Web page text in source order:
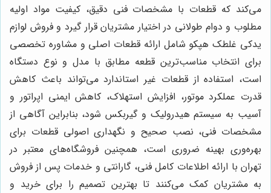
می‌کند که قطعات با مشخصات فنی دقیق، کیفیت مواد اولیه
مطلوب و دوام طولانی در اختیار مشتریان قرار گیرد و فروش لوازم
یدکی غلطک هپکو شامل ارائه قطعات اصلی و مشاوره تخصصی
برای انتخاب مناسب‌ترین قطعه مطابق با مدل و نوع دستگاه
است، استفاده از قطعات غیر استاندارد می‌تواند باعث کاهش
قدرت عملکرد موتور، افزایش استهلاک، کاهش ایمنی اپراتور و
آسیب به سیستم هیدرولیک و گیربکس شود، بنابراین آگاهی از
مشخصات فنی، نصب صحیح و نگهداری اصولی قطعات برای
بهره‌وری بهینه ضروری است، همچنین فروشگاه‌های معتبر در
تهران با ارائه اطلاعات کامل فنی، گارانتی و خدمات پس از فروش
به مشتریان کمک می‌کنند تا بهترین تصمیم را برای خرید و